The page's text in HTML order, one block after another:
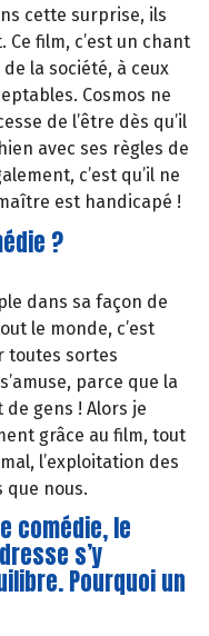
cette surprise, ils
film, c’est un chant
la société, à ceux
Cosmos ne
de l’être dès qu’il
avec ses règles de
c’est qu’il ne
est handicapé !
?
dans sa façon de
le monde, c’est
toutes sortes
parce que la
gens ! Alors je
grâce au film, tout
l’exploitation des
que nous.
comédie, le
s’y
Pourquoi un